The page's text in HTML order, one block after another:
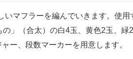
マフラーを編んでいきます。使用
」（合太）の白4玉、黄色2玉、緑
ー、段数マーカーを用意します。